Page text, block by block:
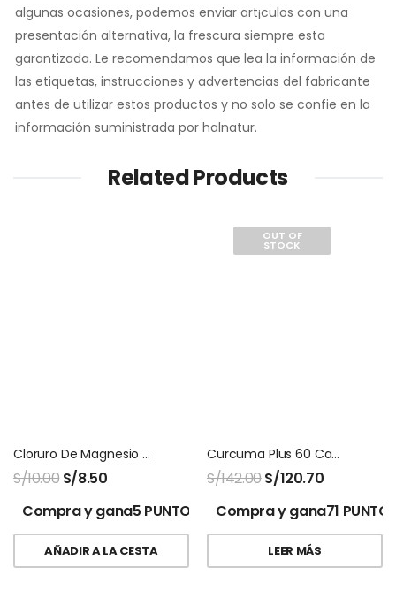
algunas ocasiones, podemos enviar art¡culos con una
presentación alternativa, la frescura siempre esta
garantizada. Le recomendamos que lea la información de
las etiquetas, instrucciones y advertencias del fabricante
antes de utilizar estos productos y no solo se confie en la
información suministrada por halnatur.
Related Products
Cloruro De Magnesio Natural
S/10.00 S/8.50
Compra y gana5 PUNTOS!
AÑADIR A LA CESTA
OUT OF
STOCK
Curcuma Plus 60 Capsulas Natures Sunshine
S/142.00S/120.70
Compra y gana71
LEER MÁS